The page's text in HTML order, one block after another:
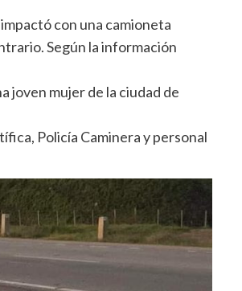
con una camioneta
Según la información
joven mujer de la ciudad de
Policía Caminera y personal